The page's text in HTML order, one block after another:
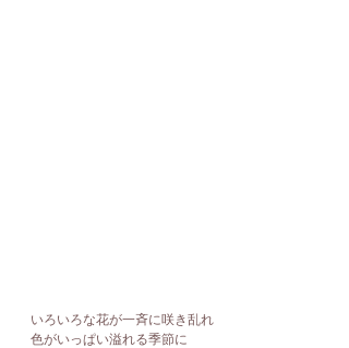
いろいろな花が一斉に咲き乱れ
色がいっぱい溢れる季節に